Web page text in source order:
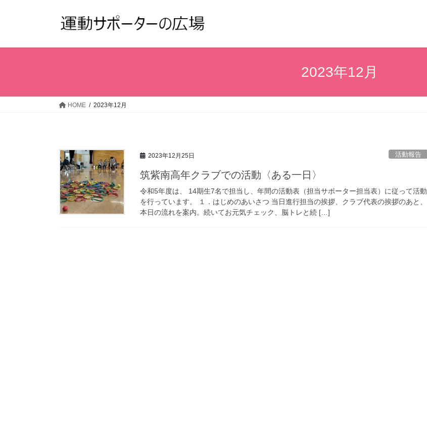
2023年12月
HOME 2023年12月
2023年12月25日 活動報告
筑紫南高年クラブでの活動〈ある一日〉
令和5年度は、 14期生7名で担当し、年間の活動表（担当サポーター担当表）に従って活動
を行っています。 １．はじめのあいさつ 当日進行担当の挨拶、クラブ代表の挨拶のあと、
本日の流れを案内。続いてお元気チェック、脳トレと続 […]